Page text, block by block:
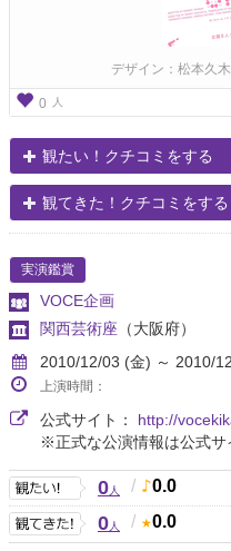
デザイン：松本久
0 人
観たい！クチコミをする
観てきた！クチコミをする
実演鑑賞
VOCE企画
関西芸術座 （大阪府）
2010/12/03 (金) ～ 2010/
上演時間：
公式サイト： http://
※正式な公演情報は公式サ
0人 / 0.0
0人 / 0.0